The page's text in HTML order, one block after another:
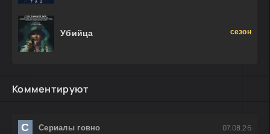
Убийца сезон
Комментируют
С Сериалы говно 07.08.26